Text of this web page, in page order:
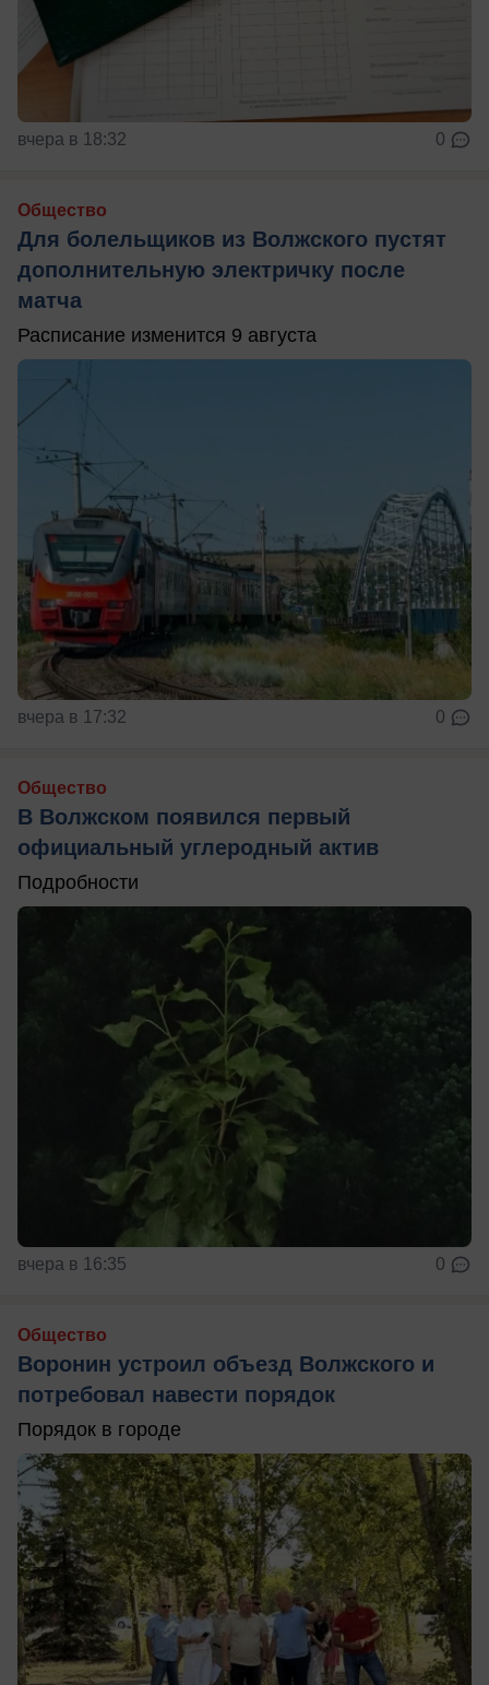
вчера в 18:32 0
Общество
Для болельщиков из Волжского пустят
дополнительную электричку после
матча
Расписание изменится 9 августа
вчера в 17:32 0
Общество
В Волжском появился первый
официальный углеродный актив
Подробности
вчера в 16:35 0
Общество
Воронин устроил объезд Волжского и
потребовал навести порядок
Порядок в городе